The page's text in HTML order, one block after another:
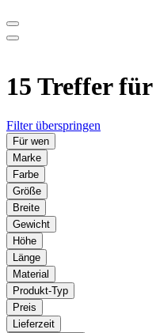
15 Treffer für
Filter überspringen
Für wen
Marke
Farbe
Größe
Breite
Gewicht
Höhe
Länge
Material
Produkt-Typ
Preis
Lieferzeit